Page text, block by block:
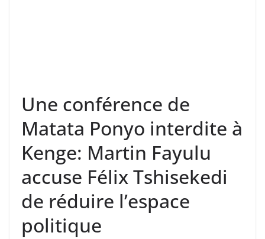
Une conférence de
Matata Ponyo interdite à
Kenge: Martin Fayulu
accuse Félix Tshisekedi
de réduire l’espace
politique